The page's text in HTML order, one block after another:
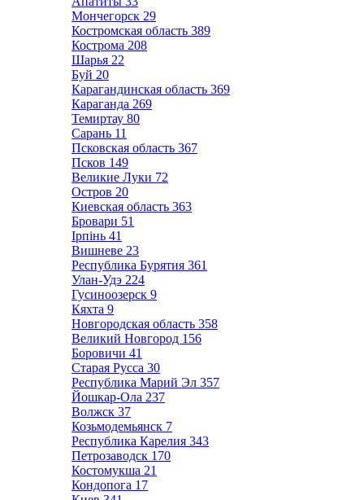
Мончегорск 29
Костромская область 389
Кострома 208
Шарья 22
Буй 20
Карагандинская область 369
Караганда 269
Темиртау 80
Сарань 11
Псковская область 367
Псков 149
Великие Луки 72
Остров 20
Киевская область 363
Бровари 51
Ірпінь 41
Вишневе 23
Республика Бурятия 361
Улан-Удэ 224
Гусиноозерск 9
Кяхта 9
Новгородская область 358
Великий Новгород 156
Боровичи 41
Старая Русса 30
Республика Марий Эл 357
Йошкар-Ола 237
Волжск 37
Козьмодемьянск 7
Республика Карелия 343
Петрозаводск 170
Костомукша 21
Кондопога 17